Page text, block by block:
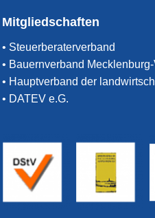
Mitgliedschaften
• Steuerberaterverband
• Bauernverband
• Hauptverband der
• DATEV e.G.